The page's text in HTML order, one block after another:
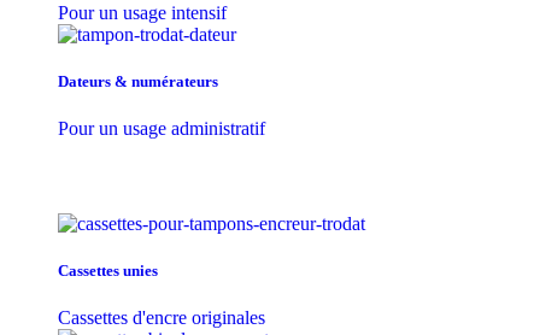
Pour un usage intensif
Dateurs & numérateurs
Pour un usage administratif
Cassettes unies
Cassettes d'encre originales